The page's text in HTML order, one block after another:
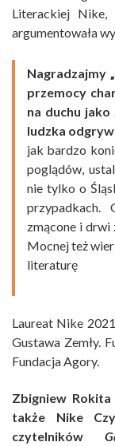
Literackiej
argumentowała
Nagradzajmy
przemocy
na duchu
ludzka
jak bardzo
poglądów,
nie tylko o
przypadkach.
zmącone i drwi
Mocnej też
literaturę
Laureat Nike
Gustawa Zemły.
Fundacja Agory.
Zbigniew
także Nike
czytelników